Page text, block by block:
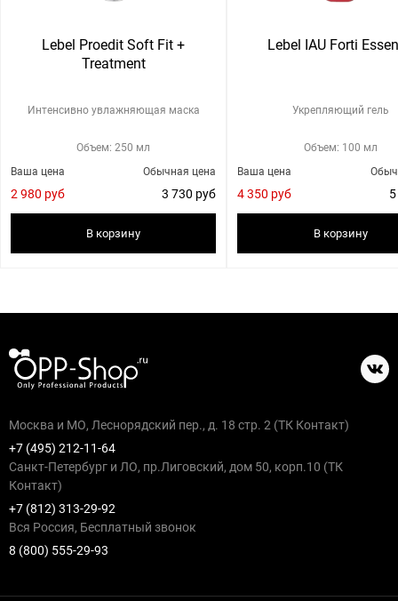
Lebel Proedit Soft Fit +
Treatment
Интенсивно увлажняющая маска
Объем: 250 мл
Обычная цена
3 730 руб
Ваша цена
2 980 руб
В корзину
Lebel IAU Forti
Укрепляющий гель
Объем: 100 мл
Ваша цена
4 350 руб
В корзину
Москва и МО, Леснорядский пер., д. 18 стр. 2 (ТК Контакт)
+7 (495) 212-11-64
Санкт-Петербург и ЛО, пр.Лиговский, дом 50, корп.10 (ТК
Контакт)
+7 (812) 313-29-92
Вся Россия, Бесплатный звонок
8 (800) 555-29-93